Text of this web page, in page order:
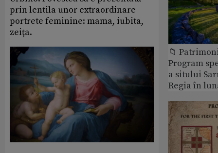
prin lentila unor extraordinare
portrete feminine: mama, iubita,
zeița.
📁
Program
a sitului
Regia în